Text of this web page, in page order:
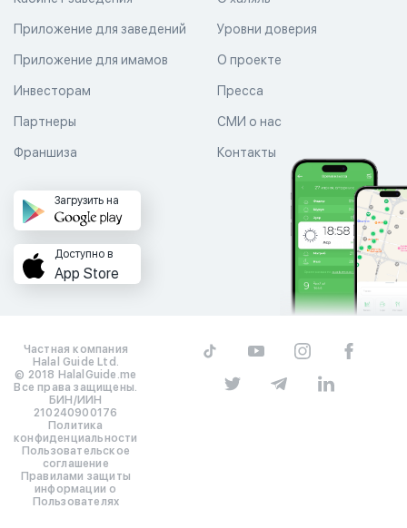
Уровни доверия
Приложение для заведений
Приложение для имамов О проекте
Пресса
СМИ о нас
Контакты
Инвесторам
Партнеры
Франшиза
Загрузить на
Доступно в
App Store
Частная компания
Halal Guide Ltd.
© 2018 HalalGuide.me
Все права защищены.
БИН/ИИН
210240900176
Политика
конфиденциальности
Пользовательское
соглашение
Правилами защиты
информации о
Пользователях